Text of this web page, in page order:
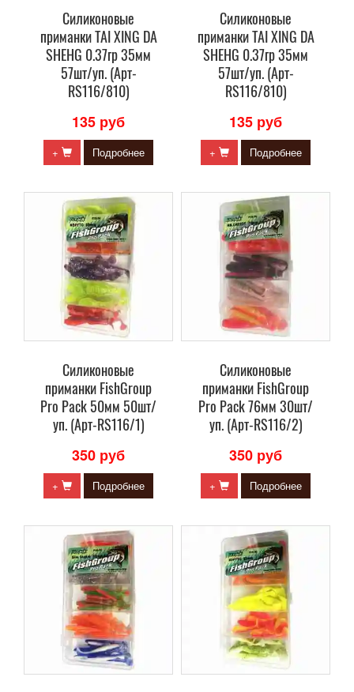
Силиконовые
приманки TAI XING DA
SHEHG 0.37гр 35мм
57шт/уп. (Арт-
RS116/810)
135 руб
+ Подробнее
Силиконовые
приманки TAI XING DA
SHEHG 0.37гр 35мм
57шт/уп. (Арт-
RS116/810)
135 руб
+ Подробнее
Силиконовые
приманки FishGroup
Pro Pack 50мм 50шт/
уп. (Арт-RS116/1)
350 руб
+ Подробнее
Силиконовые
приманки FishGroup
Pro Pack 76мм 30шт/
уп. (Арт-RS116/2)
350 руб
+ Подробнее